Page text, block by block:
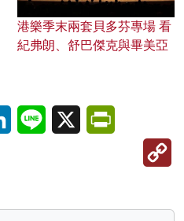
港樂季末兩套貝多芬專場 看
紀弗朗、舒巴傑克與畢美亞
LinkedInLine X